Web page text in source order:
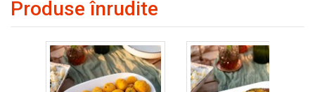
Produse înrudite